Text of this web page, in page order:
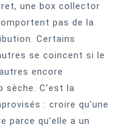
une box collector
pas de la
Certains
se coincent si le
encore
C’est la
: croire qu’une
parce qu’elle a un